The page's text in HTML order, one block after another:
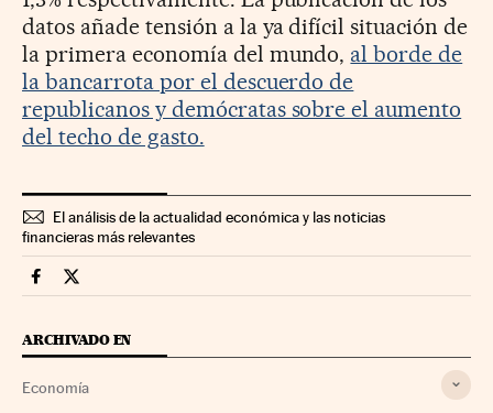
datos añade tensión a la ya difícil situación de
la primera economía del mundo, al borde de
la bancarrota por el descuerdo de
republicanos y demócratas sobre el aumento
del techo de gasto.
El análisis de la actualidad económica y las noticias
financieras más relevantes
Economia Cinco Días en Facebook
Economia Cinco Días en Twitter
ARCHIVADO EN
Economía